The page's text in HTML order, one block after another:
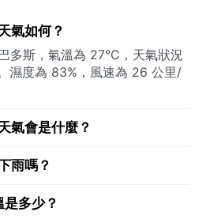
氣如何？
多斯，氣溫為 27°C，天氣狀況
濕度為 83%，風速為 26 公里/
氣會是什麼？
雨嗎？
多少？